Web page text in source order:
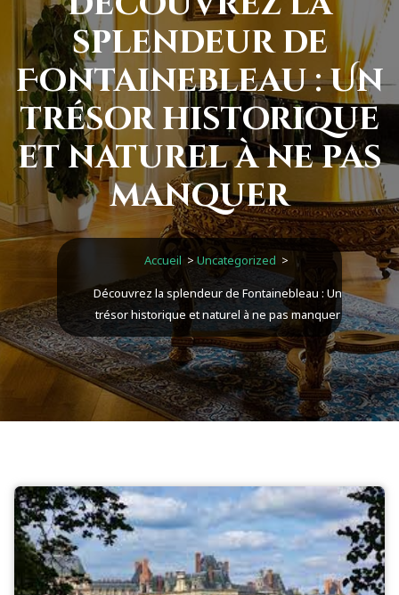
splendeur de
Fontainebleau : Un
trésor historique
et naturel à ne pas
manquer
Accueil > Uncategorized >
Découvrez la splendeur de Fontainebleau : Un
trésor historique et naturel à ne pas manquer